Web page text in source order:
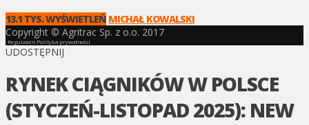
13.1 TYS. WYŚWIETLEŃ MICHAŁ KOWALSKI
Copyright © Agritrac Sp. z o.o. 2017
Regulamin Polityka prywatności
UDOSTĘPNIJ
RYNEK CIĄGNIKÓW W POLSCE
(STYCZEŃ-LISTOPAD 2025): NEW